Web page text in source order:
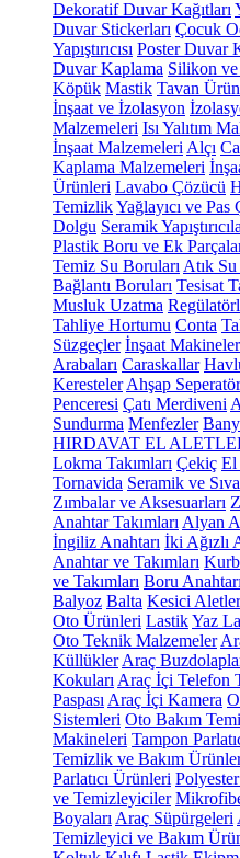
Dekoratif Duvar Kağıtları
Duvar Stickerları Çocuk
Yapıştırıcısı Poster Duvar
Duvar Kaplama Silikon
Köpük Mastik Tavan
İnşaat ve İzolasyon
Malzemeleri Isı Yalıtım
İnşaat Malzemeleri Alçı
Kaplama Malzemeleri
Ürünleri Lavabo Çözücü
TemizlikYağlayıcı ve Pas
Dolgu Seramik
Plastik Boru ve Ek
Temiz Su Boruları Atık
Bağlantı Boruları Tesisat
Musluk Uzatma
Tahliye Hortumu Conta
Süzgeçler İnşaat
Arabaları Caraskallar
Keresteler Ahşap
Penceresi Çatı Merdiveni
Sundurma Menfezler
HIRDAVAT EL
Lokma Takımları Çekiç El
Tornavida Seramik ve
Zımbalar ve Aksesuarları
Anahtar Takımları Alyan
İngiliz Anahtarı İki Ağızlı
Anahtar ve Takımları
ve Takımları Boru Anahtarı
Balyoz Balta Kesici Aletler
Oto Ürünleri LastikYaz
Oto Teknik Malzemeler
Küllükler Araç
Kokuları Araç İçi Telefon
Paspası Araç İçi Kamera
Sistemleri Oto Bakım
Makineleri Tampon
Temizlik ve Bakım
Parlatıcı Ürünleri
ve Temizleyiciler
Boyaları Araç Süpürgeleri
Temizleyici ve Bakım